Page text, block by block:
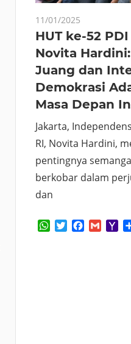
11/01/2025
HUT ke-52
Novita
Juang dan
Demokrasi
Masa Depan
Jakarta,
RI, Novita Hardini,
pentingnya
berkobar dalam
dan
WhatsApp
TwitterFacebook
Gmail